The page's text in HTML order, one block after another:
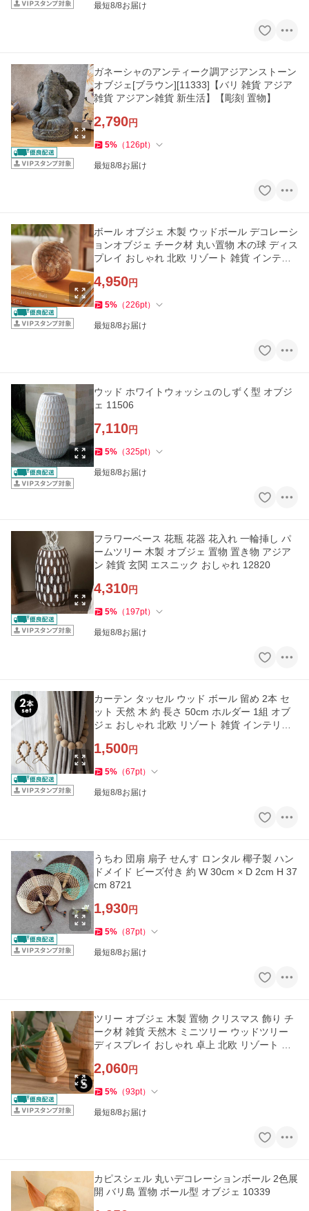
最短8/8お届け
ガネーシャのアンティーク調アジアンストーン
オブジェ[ブラウン][11333]【バリ 雑貨 アジア
雑貨 アジアン雑貨 新生活】【彫刻 置物】
2,790円
5% （ 126pt）
最短8/8お届け
ボール オブジェ 木製 ウッドボール デコレーシ
ョンオブジェ チーク材 丸い置物 木の球 ディス
プレイ おしゃれ 北欧 リゾート 雑貨 インテリ
4,950円
5% （226pt）
最短8/8お届け
ウッド ホワイトウォッシュのしずく型 オブジ
ェ 11506
7,110円
5% （325pt）
最短8/8お届け
フラワーベース 花瓶 花器 花入れ 一輪挿し パ
ームツリー 木製 オブジェ 置物 置き物 アジア
ン 雑貨 玄関 エスニック おしゃれ 12820
4,310円
5% （ 197pt）
最短8/8お届け
カーテン タッセル ウッド ボール 留め 2本 セ
ット 天然 木 約 長さ 50cm ホルダー 1組 オブ
ジェ おしゃれ 北欧 リゾート 雑貨 インテリア
1,500円
5% （67pt）
最短8/8お届け
うちわ 団扇 扇子 せんす ロンタル 椰子製 ハン
ドメイド ビーズ付き 約 W 30cm × D 2cm H 37
cm 8721
1,930円
5% （87pt）
最短8/8お届け
ツリー オブジェ 木製 置物 クリスマス 飾り チ
ーク材 雑貨 天然木 ミニツリー ウッドツリー
ディスプレイ おしゃれ 卓上 北欧 リゾート イ
2,060円
5% （93pt）
最短8/8お届け
カピスシェル 丸いデコレーションボール 2色展
開 バリ島 置物 ボール型 オブジェ 10339